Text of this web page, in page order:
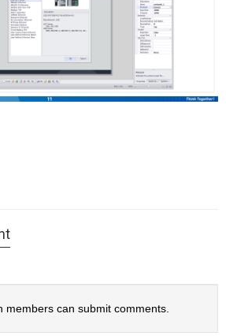
members can submit comments.